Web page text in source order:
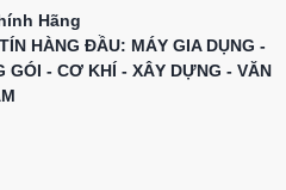
Hãng
HÀNG ĐẦU: MÁY GIA DỤNG -
GÓI - CƠ KHÍ - XÂY DỰNG - VĂN